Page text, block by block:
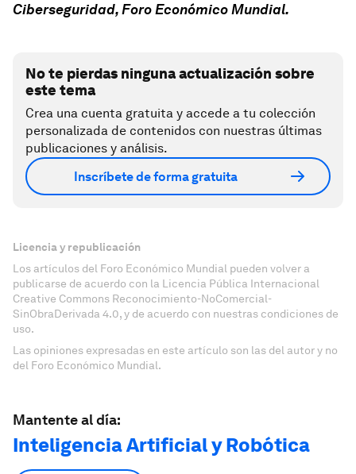
Ciberseguridad, Foro Económico Mundial.
No te pierdas ninguna actualización sobre
este tema
Crea una cuenta gratuita y accede a tu colección
personalizada de contenidos con nuestras últimas
publicaciones y análisis.
Inscríbete de forma gratuita
Licencia y republicación
Los artículos del Foro Económico Mundial pueden volver a
publicarse de acuerdo con la Licencia Pública Internacional
Creative Commons Reconocimiento-NoComercial-
SinObraDerivada 4.0, y de acuerdo con nuestras condiciones de
uso.
Las opiniones expresadas en este artículo son las del autor y no
del Foro Económico Mundial.
Mantente al día:
Inteligencia Artificial y Robótica